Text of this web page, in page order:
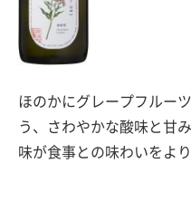
ほのかにグレープフルー
う、さわやかな酸味と甘
味が食事との味わいをよ